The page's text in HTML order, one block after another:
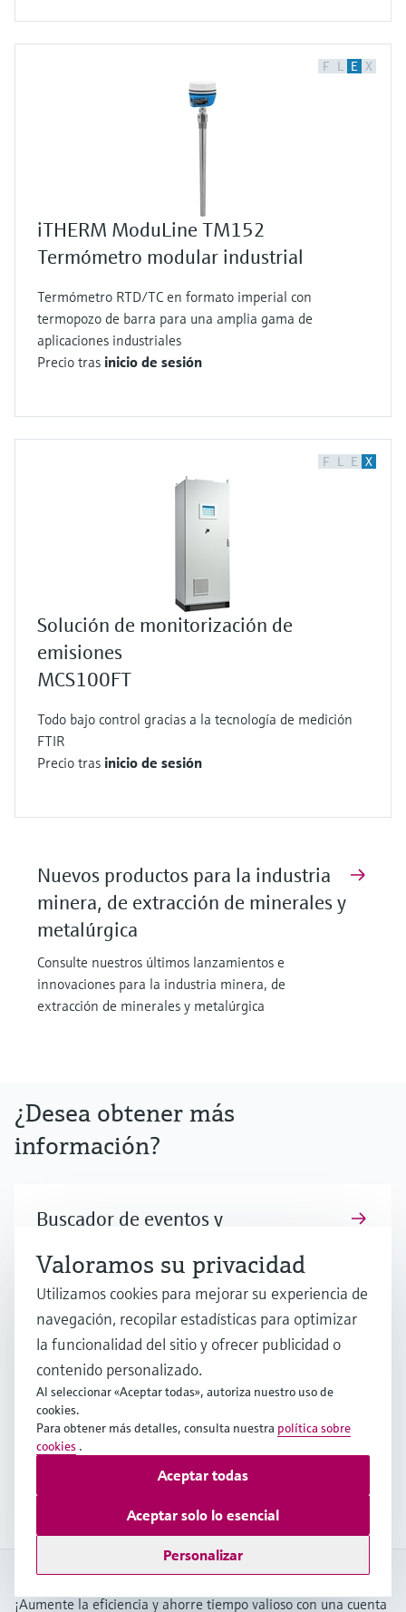
F L E X
iTHERM ModuLine TM152
Termómetro modular industrial
Termómetro RTD/TC en formato imperial con
termopozo de barra para una amplia gama de
aplicaciones industriales
Precio tras inicio de sesión
F L E X
Solución de monitorización de
emisiones
MCS100FT
Todo bajo control gracias a la tecnología de medición
FTIR
Precio tras inicio de sesión
Nuevos productos para la industria
minera, de extracción de minerales y
metalúrgica
Consulte nuestros últimos lanzamientos e
innovaciones para la industria minera, de
extracción de minerales y metalúrgica
¿Desea obtener más
información?
Buscador de eventos y
¿Le gustaría participar en uno de nuestros
eventos? Seleccione por categoría o industria.
Aplicador
Busque, seleccione y configure productos utilizando
parámetros de la aplicación
¡Aumente la eficiencia y ahorre tiempo valioso con una cuenta
Valoramos su privacidad
Utilizamos cookies para mejorar su experiencia de
navegación, recopilar estadísticas para optimizar
la funcionalidad del sitio y ofrecer publicidad o
contenido personalizado.
Al seleccionar «Aceptar todas», autoriza nuestro uso de
cookies.
Para obtener más detalles, consulta nuestra política sobre
cookies .
Personalizar
Aceptar solo lo esencial
Aceptar todas